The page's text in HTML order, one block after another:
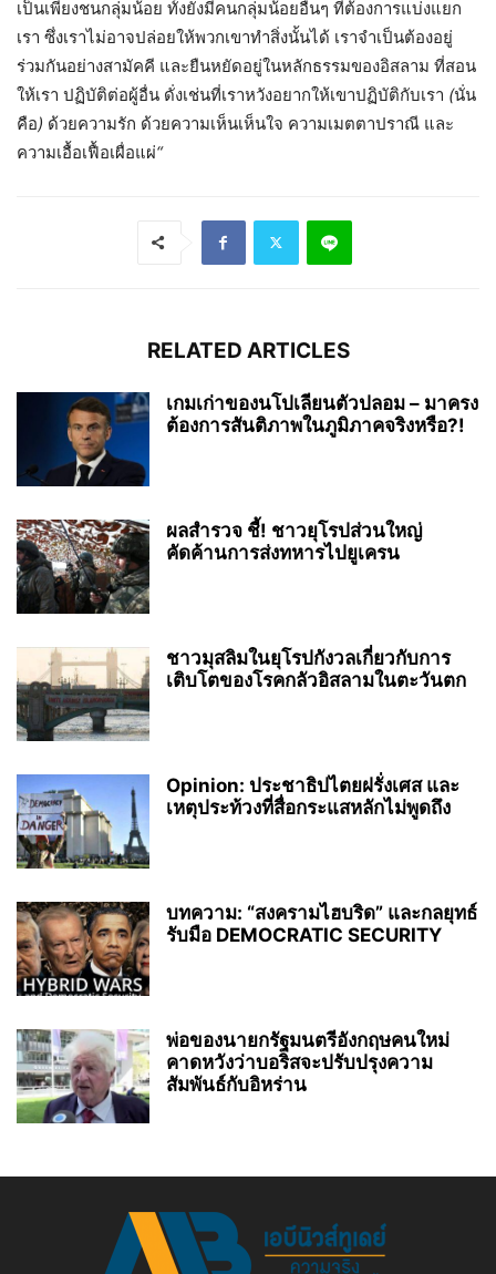
เป็นเพียงชนกลุ่มน้อย ทั้งยังมีคนกลุ่มน้อยอื่นๆ ที่ต้องการแบ่งแยก
เรา ซึ่งเราไม่อาจปล่อยให้พวกเขาทำสิ่งนั้นได้ เราจำเป็นต้องอยู่
ร่วมกันอย่างสามัคคี และยืนหยัดอยู่ในหลักธรรมของอิสลาม ที่สอน
ให้เรา ปฏิบัติต่อผู้อื่น ดั่งเช่นที่เราหวังอยากให้เขาปฏิบัติกับเรา (นั่น
คือ) ด้วยความรัก ด้วยความเห็นเห็นใจ ความเมตตาปราณี และ
ความเอื้อเฟื้อเผื่อแผ่“
RELATED ARTICLES
เกมเก่าของนโปเลียนตัวปลอม – มาครง
ต้องการสันติภาพในภูมิภาคจริงหรือ?!
ผลสำรวจ ชี้! ชาวยุโรปส่วนใหญ่
คัดค้านการส่งทหารไปยูเครน
ชาวมุสลิมในยุโรปกังวลเกี่ยวกับการ
เติบโตของโรคกลัวอิสลามในตะวันตก
Opinion: ประชาธิปไตยฝรั่งเศส และ
เหตุประท้วงที่สื่อกระแสหลักไม่พูดถึง
บทความ: “สงครามไฮบริด” และกลยุทธ์
รับมือ DEMOCRATIC SECURITY
พ่อของนายกรัฐมนตรีอังกฤษคนใหม่
คาดหวังว่าบอริสจะปรับปรุงความ
สัมพันธ์กับอิหร่าน